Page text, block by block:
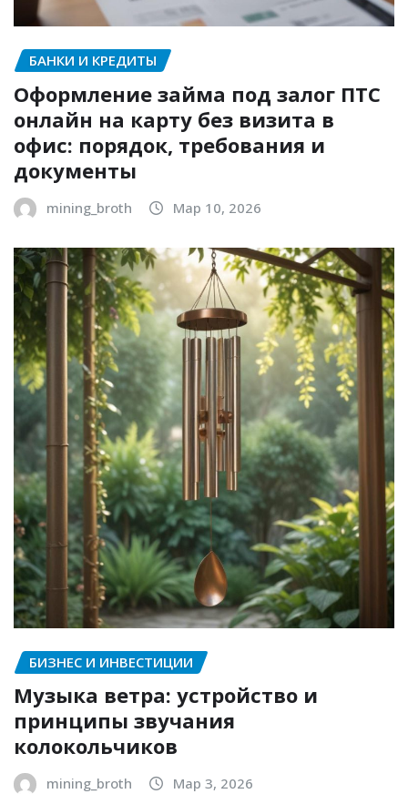
БАНКИ И КРЕДИТЫ
Оформление займа под залог ПТС
онлайн на карту без визита в
офис: порядок, требования и
документы
mining_broth Мар 10, 2026
БИЗНЕС И ИНВЕСТИЦИИ
Музыка ветра: устройство и
принципы звучания
колокольчиков
mining_broth Мар 3, 2026